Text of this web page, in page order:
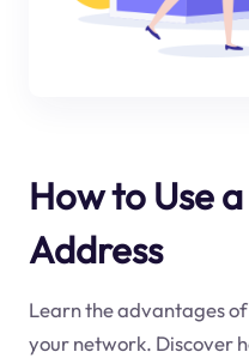
How to Use
Address
Learn the advantages
your network. Discover